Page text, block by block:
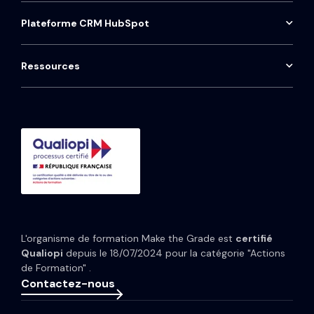
Maintenance CRM
Contact
Audit HubSpot
Onboarding HubSpot
Consulting HubSpot
Plateforme CRM HubSpot
HubSpot Marketing Hub
HubSpot Service Hub
HubSpot Data Hub
Tarifs HubSpot
Ressources
Études de cas
Portfolio
Espace presse
Glossaire
L'organisme de formation Make the Grade est certifié
Qualiopi depuis le 18/07/2024 pour la catégorie "Actions
de Formation" .
Contactez-nous